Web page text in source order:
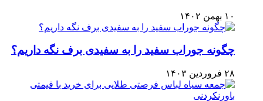
۱۰ بهمن ۱۴۰۲
چگونه جوراب سفید را به سفیدی برف نگه داریم؟
۲۸ فروردین ۱۴۰۳